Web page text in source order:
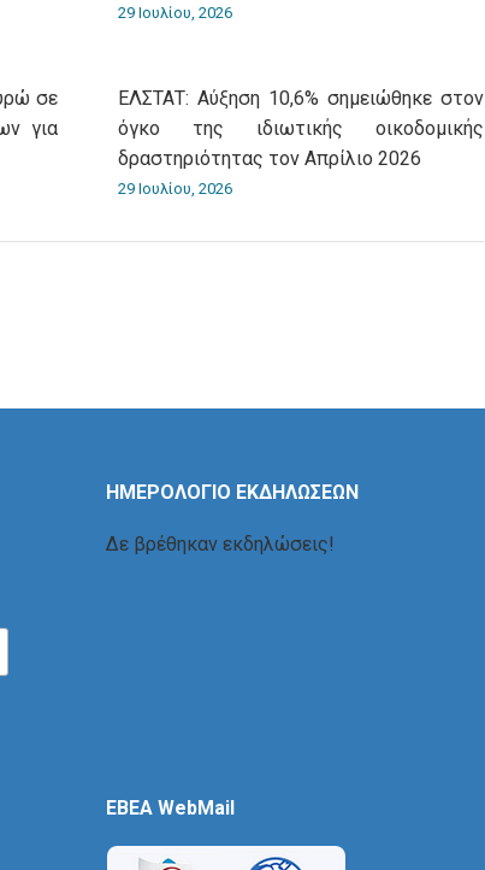
29 Ιουλίου, 2026
σε
για
ΕΛΣΤΑΤ: Αύξηση 10,6% σημειώθηκε στον
όγκο της ιδιωτικής οικοδομικής
δραστηριότητας τον Απρίλιο 2026
29 Ιουλίου, 2026
ΗΜΕΡΟΛΟΓΙΟ ΕΚΔΗΛΩΣΕΩΝ
Δε βρέθηκαν εκδηλώσεις!
EBEA WebMail